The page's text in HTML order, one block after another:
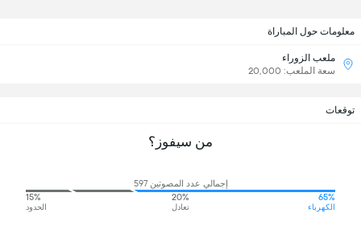
معلومات حول المباراة
ملعب الزوراء
سعة الملعب: 20,000
توقعات
من سيفوز؟
إجمالي عدد المصوتين 597
65%
الكهرباء
20%
تعادل
15%
الحدود